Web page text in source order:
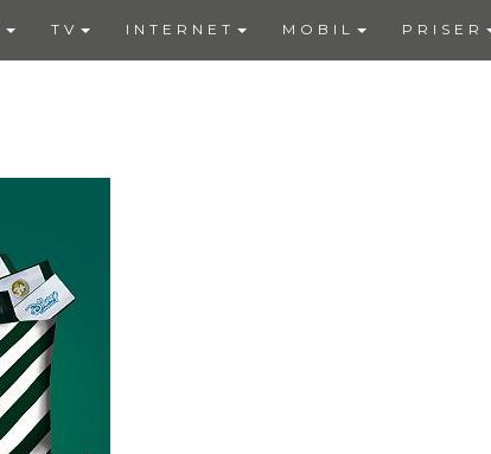
TV INTERNET MOBIL PRISER